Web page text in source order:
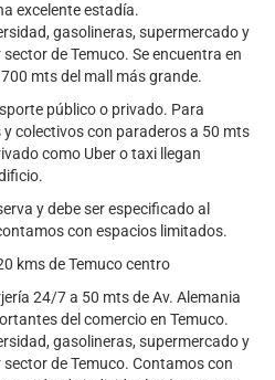
excelente estadía.
gasolineras, supermercado y
de Temuco. Se encuentra en
mts del mall más grande.
público o privado. Para
colectivos con paraderos a 50 mts
como Uber o taxi llegan
y debe ser especificado al
con espacios limitados.
kms de Temuco centro
24/7 a 50 mts de Av. Alemania
del comercio en Temuco.
gasolineras, supermercado y
de Temuco. Contamos con